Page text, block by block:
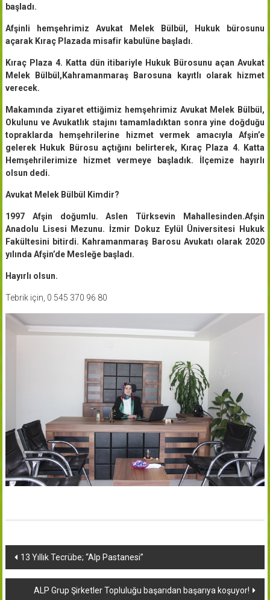
başladı.
Afşinli hemşehrimiz Avukat Melek Bülbül, Hukuk bürosunu
açarak Kıraç Plazada misafir kabulüne başladı.
Kıraç Plaza 4. Katta dün itibariyle Hukuk Bürosunu açan Avukat
Melek Bülbül,Kahramanmaraş Barosuna kayıtlı olarak hizmet
verecek.
Makamında ziyaret ettiğimiz hemşehrimiz Avukat Melek Bülbül,
Okulunu ve Avukatlık stajını tamamladıktan sonra yine doğduğu
topraklarda hemşehrilerine hizmet vermek amacıyla Afşin’e
gelerek Hukuk Bürosu açtığını belirterek, Kıraç Plaza 4. Katta
Hemşehrilerimize hizmet vermeye başladık. İlçemize hayırlı
olsun dedi.
Avukat Melek Bülbül Kimdir?
1997 Afşin doğumlu. Aslen Türksevin Mahallesinden.Afşin
Anadolu Lisesi Mezunu. İzmir Dokuz Eylül Üniversitesi Hukuk
Fakültesini bitirdi. Kahramanmaraş Barosu Avukatı olarak 2020
yılında Afşin’de Mesleğe başladı.
Hayırlı olsun.
Tebrik için, 0 545 370 96 80
Yazı
dolaşımı
13 Yıllık Tecrübe; “Alp Pastanesi”
ALP Grup Şirketler Topluluğu başarıdan başarıya koşuyor!